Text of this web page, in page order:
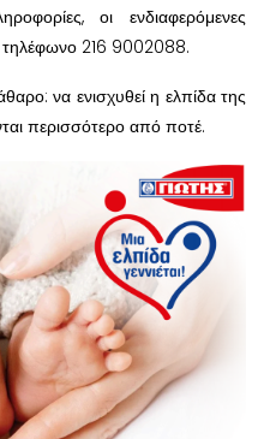
οι ενδιαφερόμενες
τηλέφωνο 216 9002088.
να ενισχυθεί η ελπίδα της
περισσότερο από ποτέ.